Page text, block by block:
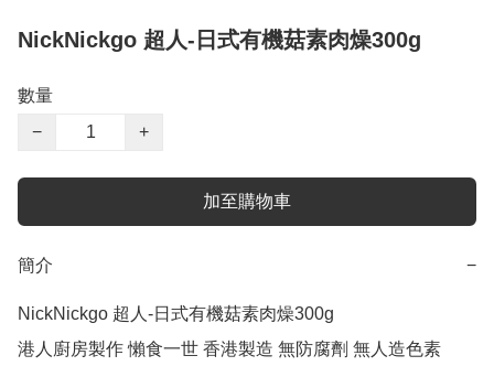
NickNickgo 超人-日式有機菇素肉燥300g
數量
−
+
加至購物車
簡介 −
NickNickgo 超人-日式有機菇素肉燥300g
港人廚房製作 懶食一世 香港製造 無防腐劑 無人造色素